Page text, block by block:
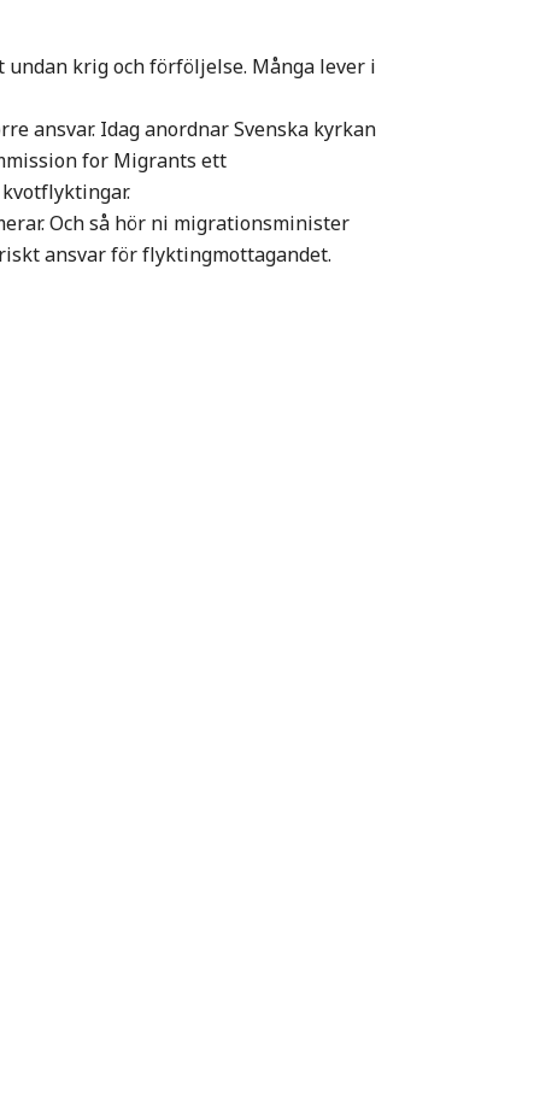
krig och förföljelse. Många lever i
ansvar. Idag anordnar Svenska kyrkan
for Migrants ett
Och så hör ni migrationsminister
ansvar för flyktingmottagandet.